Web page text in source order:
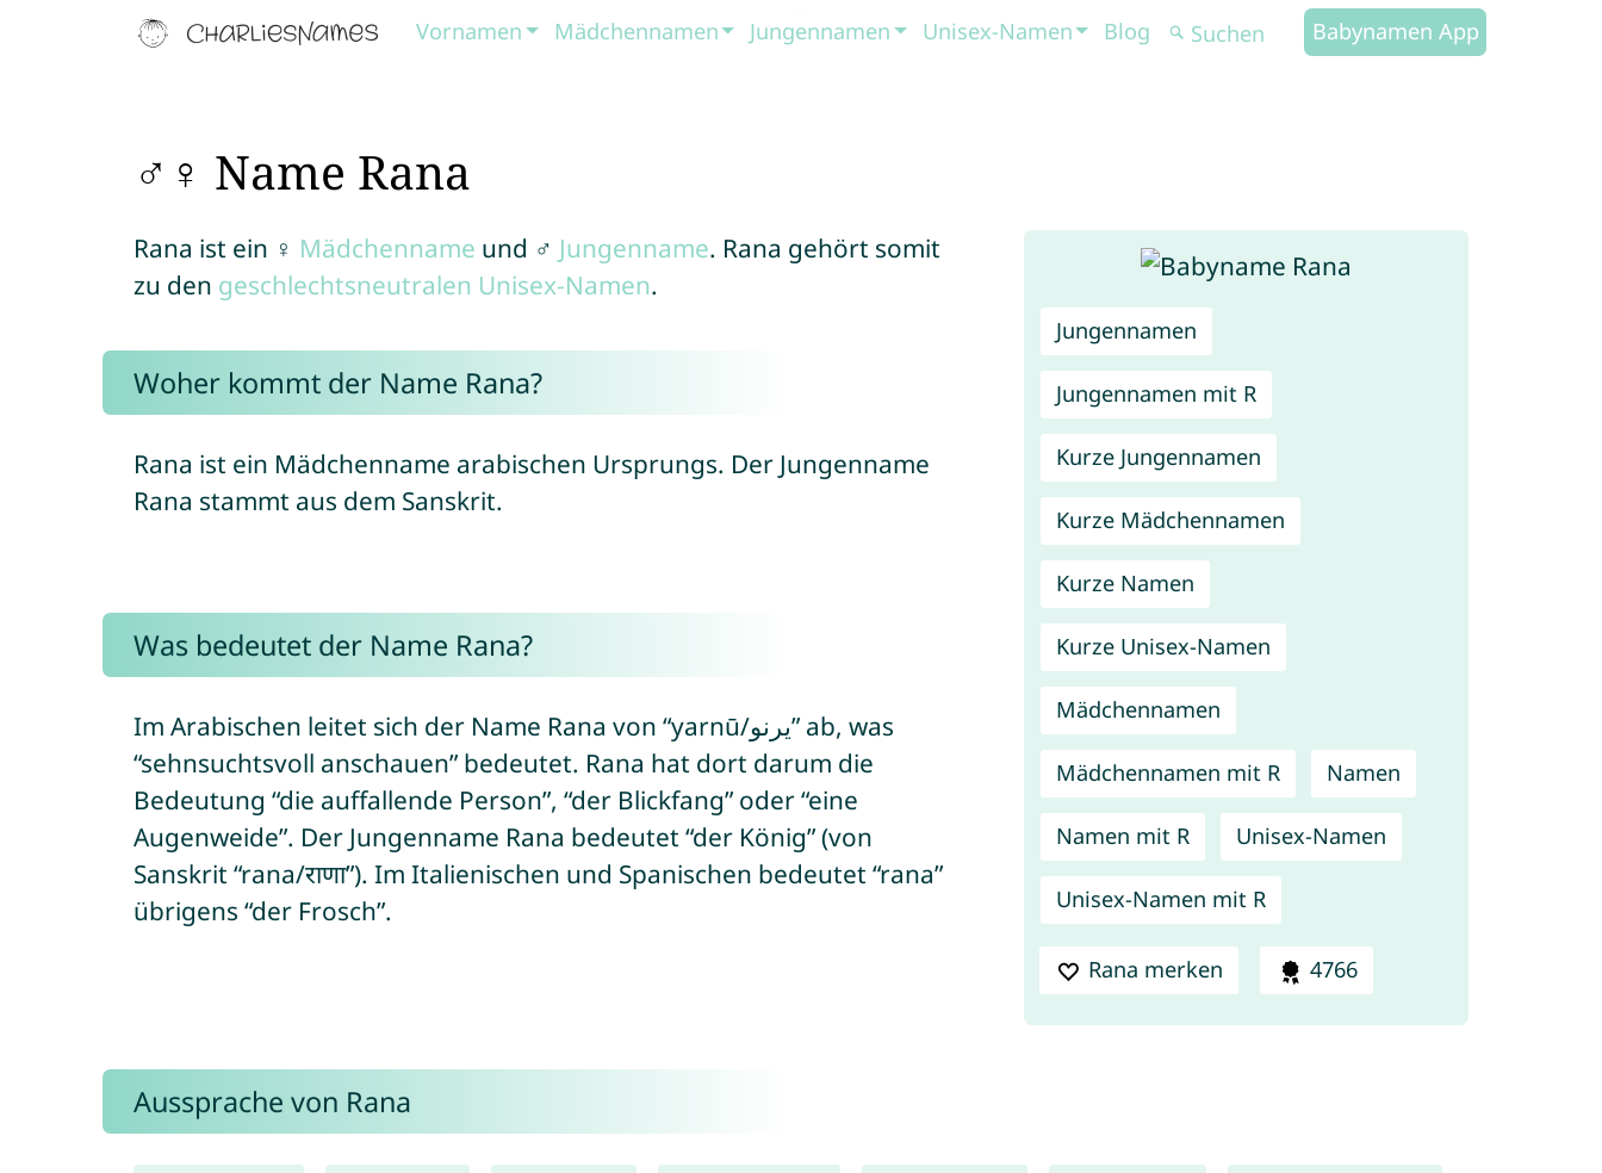
Vornamen Mädchennamen Jungennamen Unisex-Namen Blog Babynamen App
♂♀ Name Rana
Jungennamen
Jungennamen mit R
Kurze Jungennamen
Kurze Mädchennamen
Kurze Namen
Kurze Unisex-Namen
Mädchennamen
Mädchennamen mit R Namen
Namen mit R Unisex-Namen
Unisex-Namen mit R
Rana merken 4766
Rana ist ein ♀ Mädchenname und ♂ Jungenname. Rana gehört somit
zu den geschlechtsneutralen Unisex-Namen.
Woher kommt der Name Rana?
Rana ist ein Mädchenname arabischen Ursprungs. Der Jungenname
Rana stammt aus dem Sanskrit.
Was bedeutet der Name Rana?
Im Arabischen leitet sich der Name Rana von “yarnū/يرنو” ab, was
“sehnsuchtsvoll anschauen” bedeutet. Rana hat dort darum die
Bedeutung “die auffallende Person”, “der Blickfang” oder “eine
Augenweide”. Der Jungenname Rana bedeutet “der König” (von
Sanskrit “rana/राणा”). Im Italienischen und Spanischen bedeutet “rana”
übrigens “der Frosch”.
Aussprache von Rana